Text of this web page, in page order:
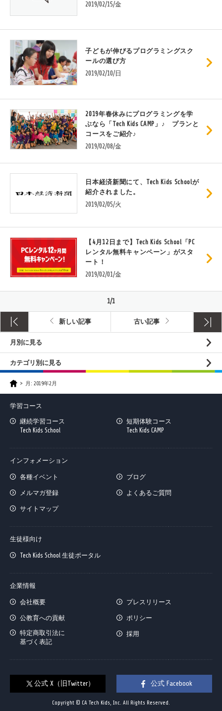
2019/02/15/金
子どもが伸びるプログラミングスク
ールの選び方
2019/02/10/日
2019年春休みにプログラミングを学
ぶなら「Tech Kids CAMP」♪ プランと
コースをご紹介♪
2019/02/08/金
日本経済新聞にて、Tech Kids Schoolが
紹介されました。
2019/02/05/火
【4月12日まで】Tech Kids School「PC
レンタル無料キャンペーン」がスタ
ート！
2019/02/01/金
新しい記事
1/1
古い記事
月別に見る
カテゴリ別に見る
月: 2019年2月
学習コース
継続学習コース
Tech Kids School
短期体験コース
Tech Kids CAMP
インフォメーション
各種イベント ブログ
メルマガ登録 よくあるご質問
サイトマップ
生徒様向け
Tech Kids School 生徒ポータル
企業情報
会社概要 プレスリリース
公教育への貢献
ポリシー
特定商取引法に
基づく表記
採用
公式 X（旧Twitter） 公式 Facebook
Copyright © CA Tech Kids, Inc. All Rights Reserved.